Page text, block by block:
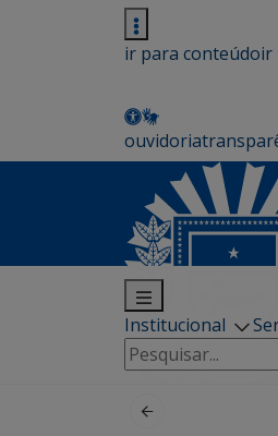
ir para conteúdoir
ouvidoria
Institucional
Pesquisar
por: